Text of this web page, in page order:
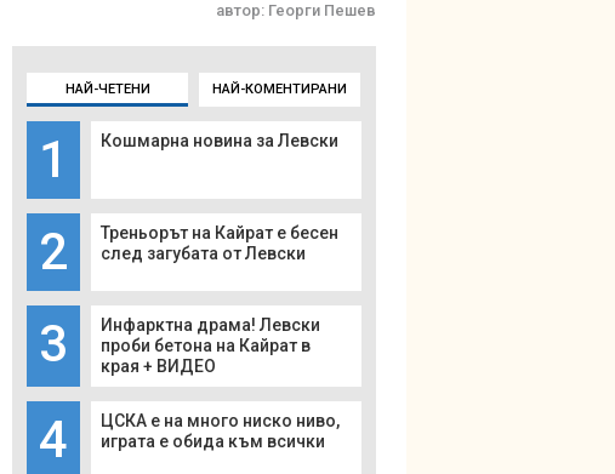
автор: Георги Пешев
НАЙ-ЧЕТЕНИ НАЙ-КОМЕНТИРАНИ
1 Кошмарна новина за Левски
2
Треньорът на Кайрат е бесен
след загубата от Левски
3
Инфарктна драма! Левски
проби бетона на Кайрат в
края + ВИДЕО
4
ЦСКА е на много ниско ниво,
играта е обида към всички